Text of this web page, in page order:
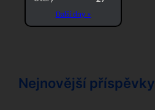
Nejnovější příspěvky